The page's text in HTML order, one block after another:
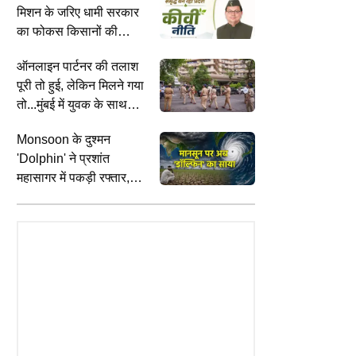
TV बिल भरते हैं ज्यादा? TRAI के
CITIES
इनकार
मिशन के जरिए धामी सरकार
का फोकस किसानों की
ऑनलाइन पार्टनर की तलाश
पूरी तो हुई, लेकिन मिलने गया
तो...मुंबई में युवक के साथ
Monsoon के दुश्मन
'Dolphin' ने प्रशांत
महासागर में पकड़ी रफ्तार,